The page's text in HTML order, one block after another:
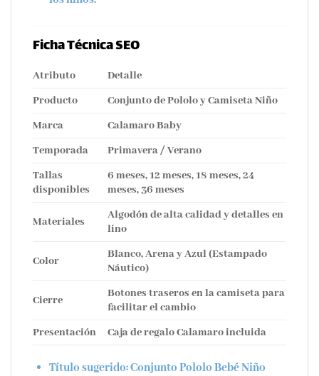
Ficha Técnica SEO
Atributo
Detalle
Producto
Conjunto de Pololo y Camiseta Niño
Marca
Calamaro Baby
Temporada
Primavera / Verano
Tallas
disponibles
6 meses, 12 meses, 18 meses, 24
meses, 36 meses
Materiales
Algodón de alta calidad y detalles en
lino
Color
Blanco, Arena y Azul (Estampado
Náutico)
Cierre
Botones traseros en la camiseta para
facilitar el cambio
Presentación
Caja de regalo Calamaro incluida
Título sugerido:Conjunto Pololo Bebé Niño